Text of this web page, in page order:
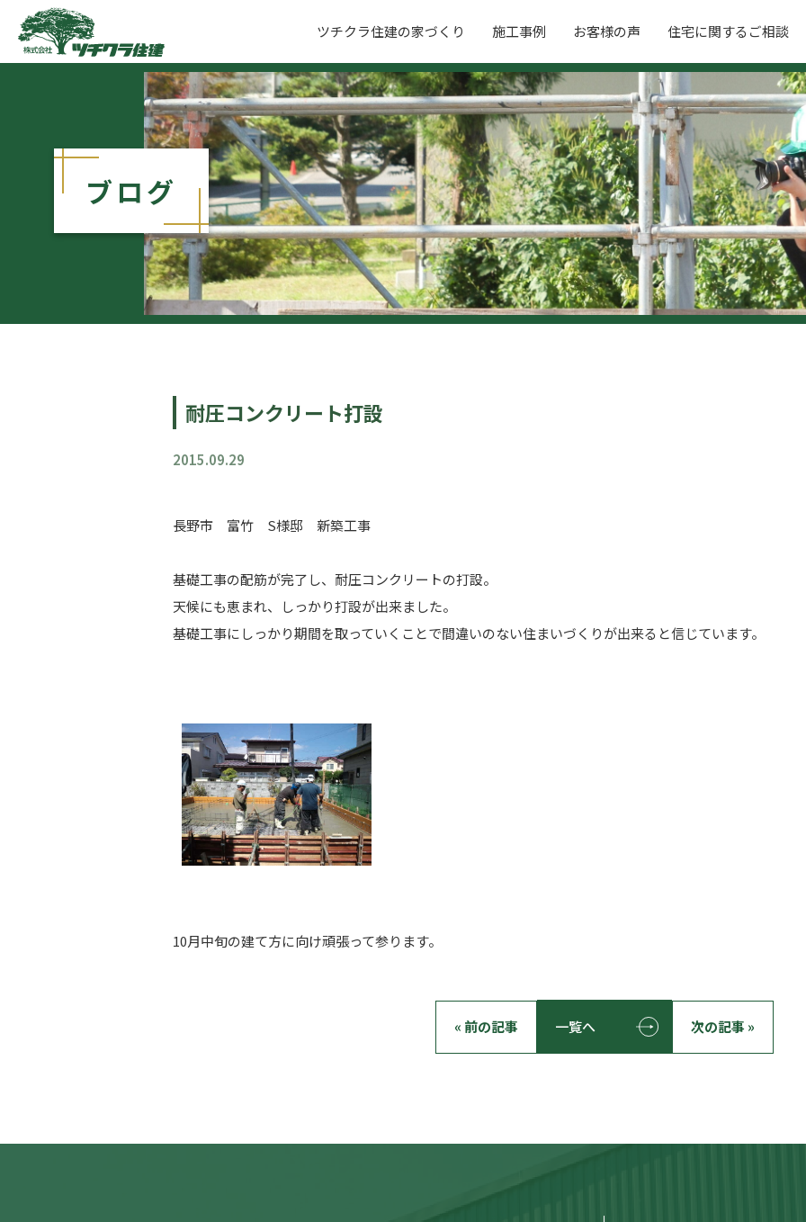
ツチクラ住建の家づくり 施工事例 お客様の声 住宅に関するご相談
ブログ
耐圧コンクリート打設
2015.09.29
長野市 富竹 S様邸 新築工事
基礎工事の配筋が完了し、耐圧コンクリートの打設。
天候にも恵まれ、しっかり打設が出来ました。
基礎工事にしっかり期間を取っていくことで間違いのない住まいづくりが出来ると信じています。
10月中旬の建て方に向け頑張って参ります。
« 前の記事 一覧へ 次の記事 »